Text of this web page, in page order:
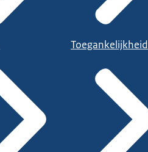
Toegankelijkheid